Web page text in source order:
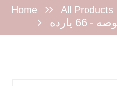
Home All Products